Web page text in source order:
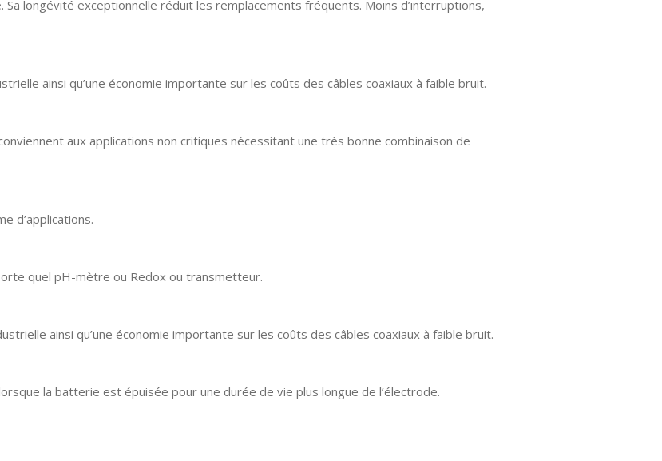
longévité exceptionnelle réduit les remplacements fréquents. Moins d’interruptions,
ainsi qu’une économie importante sur les coûts des câbles coaxiaux à faible bruit.
aux applications non critiques nécessitant une très bonne combinaison de
d’applications.
quel pH-mètre ou Redox ou transmetteur.
ainsi qu’une économie importante sur les coûts des câbles coaxiaux à faible bruit.
la batterie est épuisée pour une durée de vie plus longue de l’électrode.